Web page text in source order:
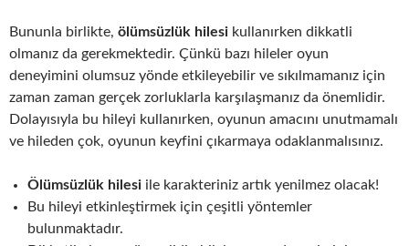
Bununla birlikte, ölümsüzlük hilesi kullanırken dikkatli
olmanız da gerekmektedir. Çünkü bazı hileler oyun
deneyimini olumsuz yönde etkileyebilir ve sıkılmamanız için
zaman zaman gerçek zorluklarla karşılaşmanız da önemlidir.
Dolayısıyla bu hileyi kullanırken, oyunun amacını unutmamalı
ve hileden çok, oyunun keyfini çıkarmaya odaklanmalısınız.
Ölümsüzlük hilesi ile karakteriniz artık yenilmez olacak!
Bu hileyi etkinleştirmek için çeşitli yöntemler
bulunmaktadır.